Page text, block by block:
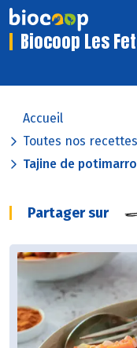
Biocoop Les
Accueil
Toutes nos recettes
Tajine de
Partager sur